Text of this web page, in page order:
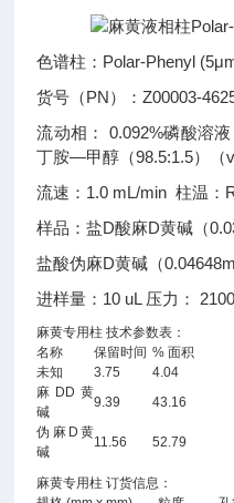
色谱柱：Polar-Phenyl
货号（PN）：Z00003-
流动相： 0.092%磷酸溶
丁胺—甲醇（98.5:1.5）（
流速：1.0 mL/min 柱温：
样品：盐D酸麻D黄碱（
盐酸伪麻D黄碱（
进样量：10 uL 压力：
麻黄专用柱 技术参数表：
名称
保留时间 % 面积
未知
3.75 4.04
麻DD黄
碱
9.39 43.16
伪麻D黄
碱
11.56 52.79
麻黄专用柱 订货信息：